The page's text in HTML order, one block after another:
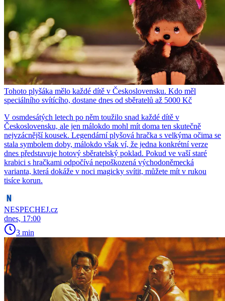
Tohoto plyšáka mělo každé dítě v Československu. Kdo měl
speciálního svítícího, dostane dnes od sběratelů až 5000 Kč
V osmdesátých letech po něm toužilo snad každé dítě v
Československu, ale jen málokdo mohl mít doma ten skutečně
nejvzácnější kousek. Legendární plyšová hračka s velkýma očima se
stala symbolem doby, málokdo však ví, že jedna konkrétní verze
dnes představuje hotový sběratelský poklad. Pokud ve vaší staré
krabici s hračkami odpočívá nepoškozená východoněmecká
varianta, která dokáže v noci magicky svítit, můžete mít v rukou
tisíce korun.
NESPECHEJ.cz
dnes, 17:00
3 min